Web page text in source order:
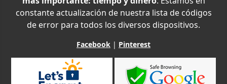
constante actualización de nuestra lista de códigos
de error para todos los diversos dispositivos.
Facebook | Pinterest